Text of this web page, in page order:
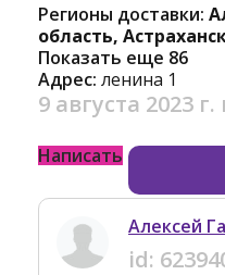
Регионы доставки:
область,
Показать еще 86
Адрес: ленина 1
9 августа 2023 г.
Написать
Алексей
id: